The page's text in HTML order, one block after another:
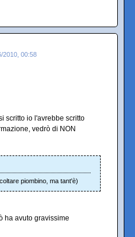
2010, 00:58
scritto io l'avrebbe scritto
vedrò di NON
piombino, ma tant'è)
ha avuto gravissime